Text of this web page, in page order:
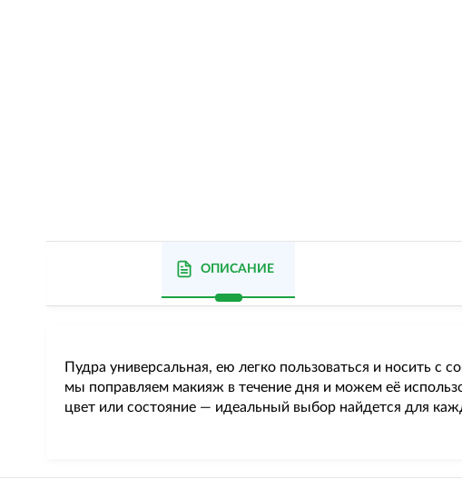
ОПИСАНИЕ
Пудра универсальная, ею легко пользоваться и носить с
мы поправляем макияж в течение дня и можем её
цвет или состояние — идеальный выбор найдется для